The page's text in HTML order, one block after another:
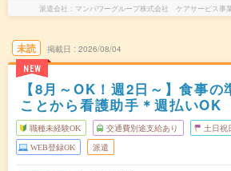
派遣会社 マンパワーグループ株式会社 ケアサービス事
未読
NEW
掲載日 2026/08/04
【8月～OK！週2日～】食事の
ことから看護助手＊週払いOK
職種未経験OK 交通費別途支給あり 土日祝
WEB登録OK 派遣